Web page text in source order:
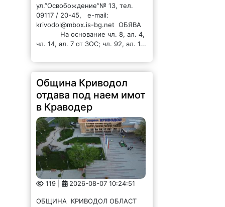
На основание чл. 8, ал. 4,
чл. 14, ал. 7 от ЗОС; чл. 92, ал. 1...
отдава под наем имот
в Краводер
119 | 2026-08-07 10:24:51
ОБЩИНА КРИВОДОЛ ОБЛАСТ
ВРАЦА 3060 гр. Криводол, ул.
09117/20-45, e-mail: